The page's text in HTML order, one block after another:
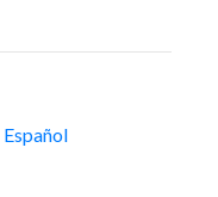
Español